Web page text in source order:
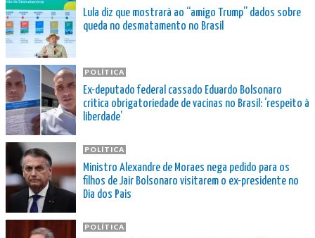
Lula diz que mostrará ao “amigo Trump” dados sobre
queda no desmatamento no Brasil
POLÍTICA
Ex-deputado federal cassado Eduardo Bolsonaro
critica obrigatoriedade de vacinas no Brasil: ‘respeito à
liberdade’
POLÍTICA
Ministro Alexandre de Moraes nega pedido para os
filhos de Jair Bolsonaro visitarem o ex-presidente no
Dia dos Pais
POLÍTICA